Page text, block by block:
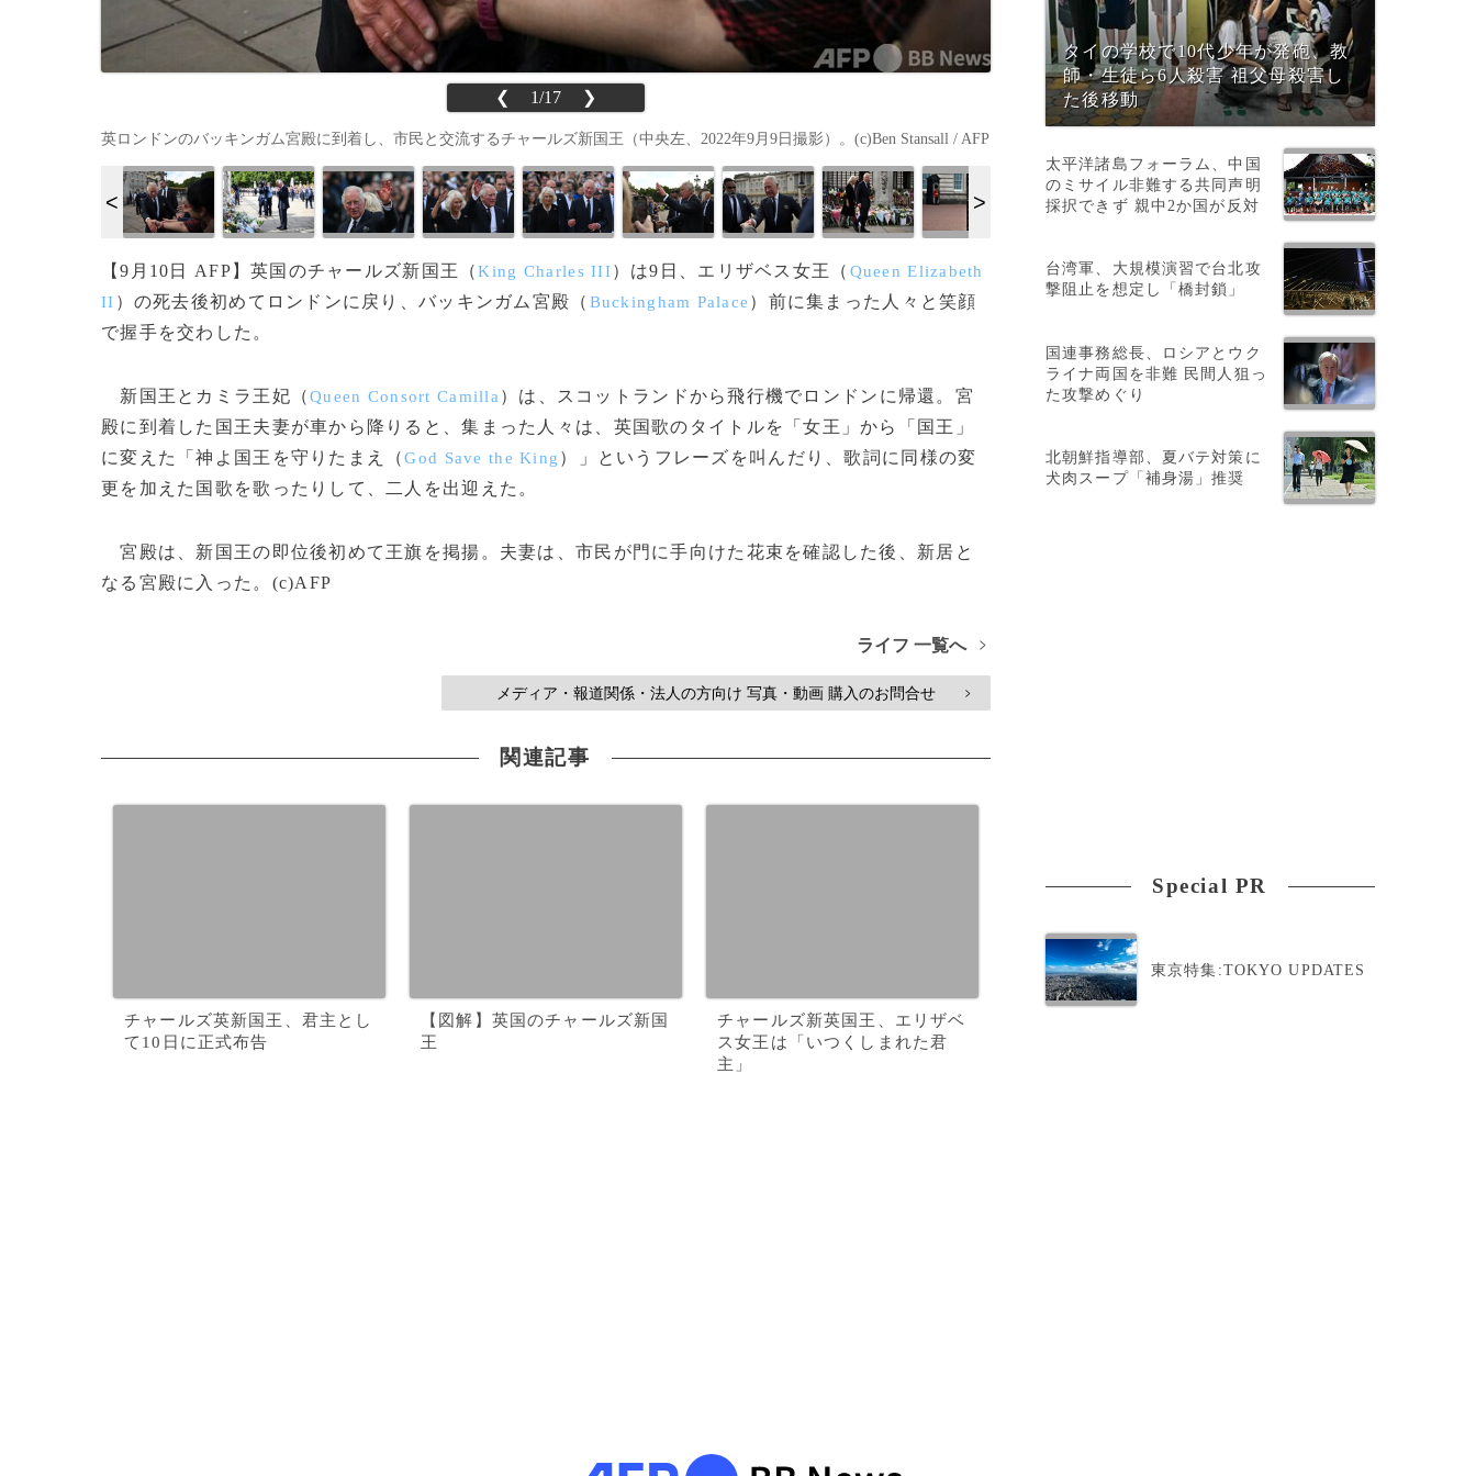
❮ 1/17 ❯
英ロンドンのバッキンガム宮殿に到着し、市民と交流するチャールズ新国王（中央左、2022年9月9日撮影）。(c)Ben Stansall / AFP
【9月10日 AFP】英国のチャールズ新国王（King Charles III）は9日、エリザベス女王（ Queen Elizabeth
II ）の死去後初めてロンドンに戻り、バッキンガム宮殿（ Buckingham Palace ）前に集まった人々と笑顔
で握手を交わした。
新国王とカミラ王妃（Queen Consort Camilla ）は、スコットランドから飛行機でロンドンに帰還。宮
殿に到着した国王夫妻が車から降りると、集まった人々は、英国歌のタイトルを「女王」から「国王」
に変えた「神よ国王を守りたまえ（God Save the King ）」というフレーズを叫んだり、歌詞に同様の変
更を加えた国歌を歌ったりして、二人を出迎えた。
宮殿は、新国王の即位後初めて王旗を掲揚。夫妻は、市民が門に手向けた花束を確認した後、新居と
なる宮殿に入った。(c)AFP
ライフ 一覧へ >
メディア・報道関係・法人の方向け 写真・動画 購入のお問合せ >
関連記事
チャールズ英新国王、君主とし
て10日に正式布告
【図解】英国のチャールズ新国
王
チャールズ新英国王、エリザベ
ス女王は「いつくしまれた君
主」
タイの学校で10代少年が発砲、教
師・生徒ら6人殺害 祖父母殺害し
た後移動
太平洋諸島フォーラム、中国
のミサイル非難する共同声明
採択できず 親中2か国が反対
台湾軍、大規模演習で台北攻
撃阻止を想定し「橋封鎖」
国連事務総長、ロシアとウク
ライナ両国を非難 民間人狙っ
た攻撃めぐり
北朝鮮指導部、夏バテ対策に
犬肉スープ「補身湯」推奨
Special PR
東京特集:TOKYO UPDATES